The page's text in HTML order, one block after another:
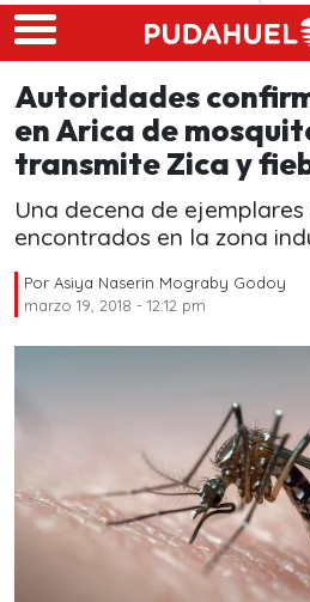
Skip to main content
Autoridades
en Arica de
transmite Zica y
Una decena de
encontrados en la zona
Por Asiya Naserin Mograby Godoy
marzo 19, 2018 - 12:12 pm